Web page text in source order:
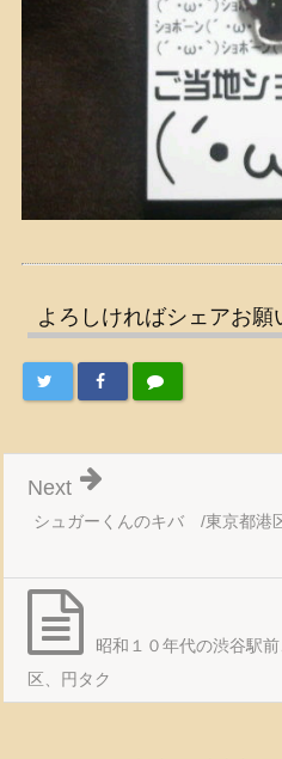
よろしければシェアお願
シュガーくんのキバ /東京都港
Next
昭和１０年代の渋谷駅
区、円タク